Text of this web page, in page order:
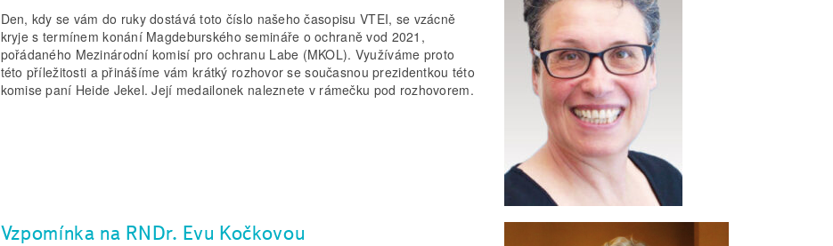
Den, kdy se vám do ruky dostává toto číslo našeho časopisu VTEI, se vzácně
kryje s termínem konání Magdeburského semináře o ochraně vod 2021,
pořádaného Mezinárodní komisí pro ochranu Labe (MKOL). Využíváme proto
této příležitosti a přinášíme vám krátký rozhovor se současnou prezidentkou této
komise paní Heide Jekel. Její medailonek naleznete v rámečku pod rozhovorem.
Vzpomínka na RNDr. Evu Kočkovou